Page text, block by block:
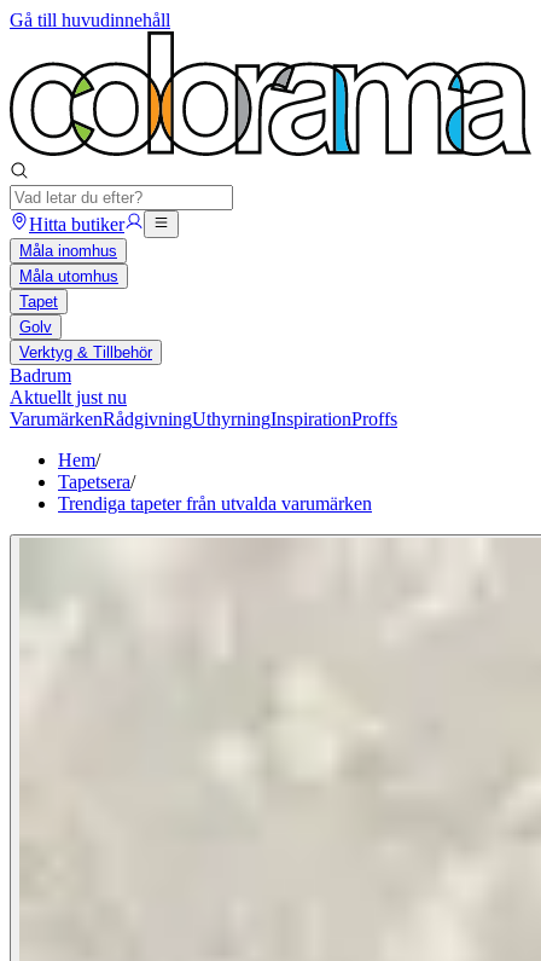
Gå till huvudinnehåll
Hitta butiker
Måla inomhus
Måla utomhus
Tapet
Golv
Verktyg & Tillbehör
Badrum
Aktuellt just nu
VarumärkenRådgivningUthyrningInspirationProffs
Hem/
Tapetsera/
Trendiga tapeter från utvalda varumärken